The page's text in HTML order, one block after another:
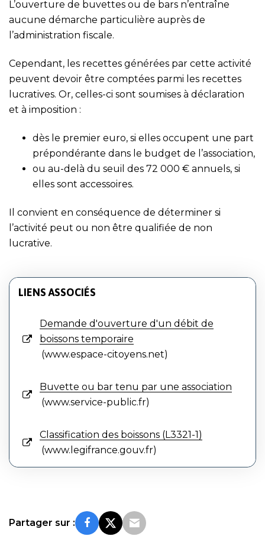
L’ouverture de buvettes ou de bars n’entraîne
aucune démarche particulière auprès de
l’administration fiscale.
Cependant, les recettes générées par cette activité
peuvent devoir être comptées parmi les recettes
lucratives. Or, celles-ci sont soumises à déclaration
et à imposition :
dès le premier euro, si elles occupent une part
prépondérante dans le budget de l’association,
ou au-delà du seuil des 72 000 € annuels, si
elles sont accessoires.
Il convient en conséquence de déterminer si
l’activité peut ou non être qualifiée de non
lucrative.
LIENS ASSOCIÉS
Demande d'ouverture d'un débit de
boissons temporaire
www.espace-citoyens.net
Buvette ou bar tenu par une association
www.service-public.fr
Classification des boissons (L3321-1)
www.legifrance.gouv.fr
Partager sur :